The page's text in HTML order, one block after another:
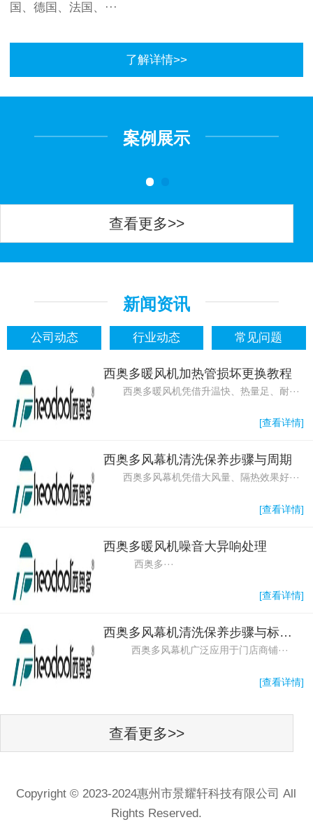
国、德国、法国、···
了解详情>>
案例展示
查看更多>>
新闻资讯
公司动态 行业动态 常见问题
西奥多暖风机加热管损坏更换教程
西奥多暖风机凭借升温快、热量足、耐···
[查看详情]
西奥多风幕机清洗保养步骤与周期
西奥多风幕机凭借大风量、隔热效果好···
[查看详情]
西奥多暖风机噪音大异响处理
西奥多···
[查看详情]
西奥多风幕机清洗保养步骤与标准维护周期
西奥多风幕机广泛应用于门店商铺···
[查看详情]
查看更多>>
Copyright © 2023-2024惠州市景耀轩科技有限公司 All
Rights Reserved.